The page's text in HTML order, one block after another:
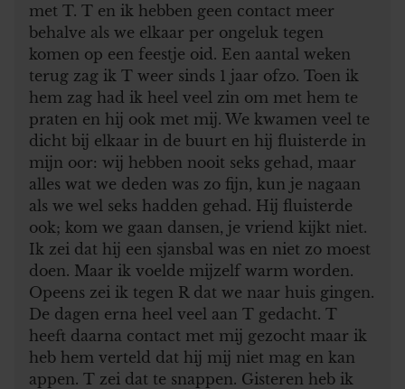
met T. T en ik hebben geen contact meer
behalve als we elkaar per ongeluk tegen
komen op een feestje oid. Een aantal weken
terug zag ik T weer sinds 1 jaar ofzo. Toen ik
hem zag had ik heel veel zin om met hem te
praten en hij ook met mij. We kwamen veel te
dicht bij elkaar in de buurt en hij fluisterde in
mijn oor: wij hebben nooit seks gehad, maar
alles wat we deden was zo fijn, kun je nagaan
als we wel seks hadden gehad. Hij fluisterde
ook; kom we gaan dansen, je vriend kijkt niet.
Ik zei dat hij een sjansbal was en niet zo moest
doen. Maar ik voelde mijzelf warm worden.
Opeens zei ik tegen R dat we naar huis gingen.
De dagen erna heel veel aan T gedacht. T
heeft daarna contact met mij gezocht maar ik
heb hem verteld dat hij mij niet mag en kan
appen. T zei dat te snappen. Gisteren heb ik